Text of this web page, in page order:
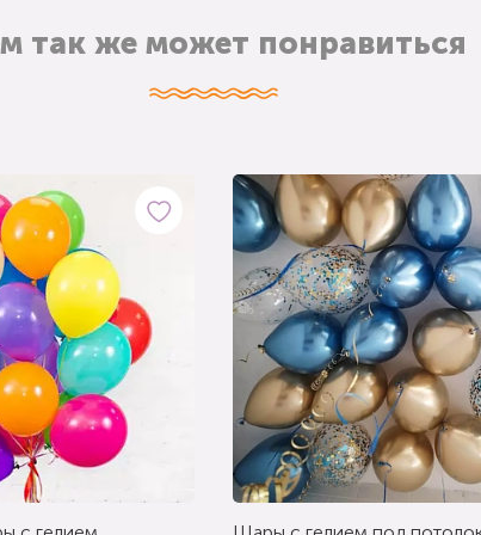
так же может понравиться